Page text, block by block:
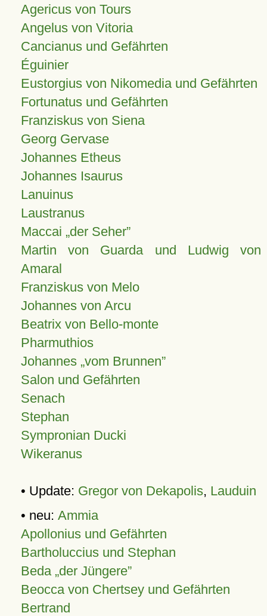
Agericus von Tours
Angelus von Vitoria
Cancianus und Gefährten
Éguinier
Eustorgius von Nikomedia und Gefährten
Fortunatus und Gefährten
Franziskus von Siena
Georg Gervase
Johannes Etheus
Johannes Isaurus
Lanuinus
Laustranus
Maccai „der Seher”
Martin von Guarda und Ludwig von
Amaral
Franziskus von Melo
Johannes von Arcu
Beatrix von Bello-monte
Pharmuthios
Johannes vom Brunnen
Salon und Gefährten
Senach
Stephan
Sympronian Ducki
Wikeranus
• Update: Gregor von Dekapolis, Lauduin
• neu: Ammia
Apollonius und Gefährten
Bartholuccius und Stephan
Beda „der Jüngere”
Beocca von Chertsey und Gefährten
Bertrand